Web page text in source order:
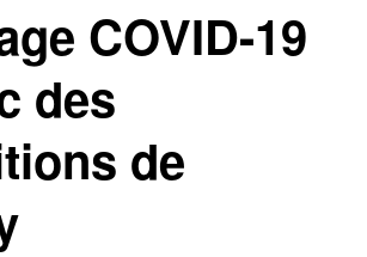
COVID-19
des
de